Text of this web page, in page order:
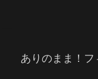
ありのまま！